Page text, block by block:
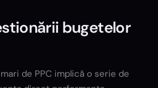
bugetelor
de PPC implică o serie de